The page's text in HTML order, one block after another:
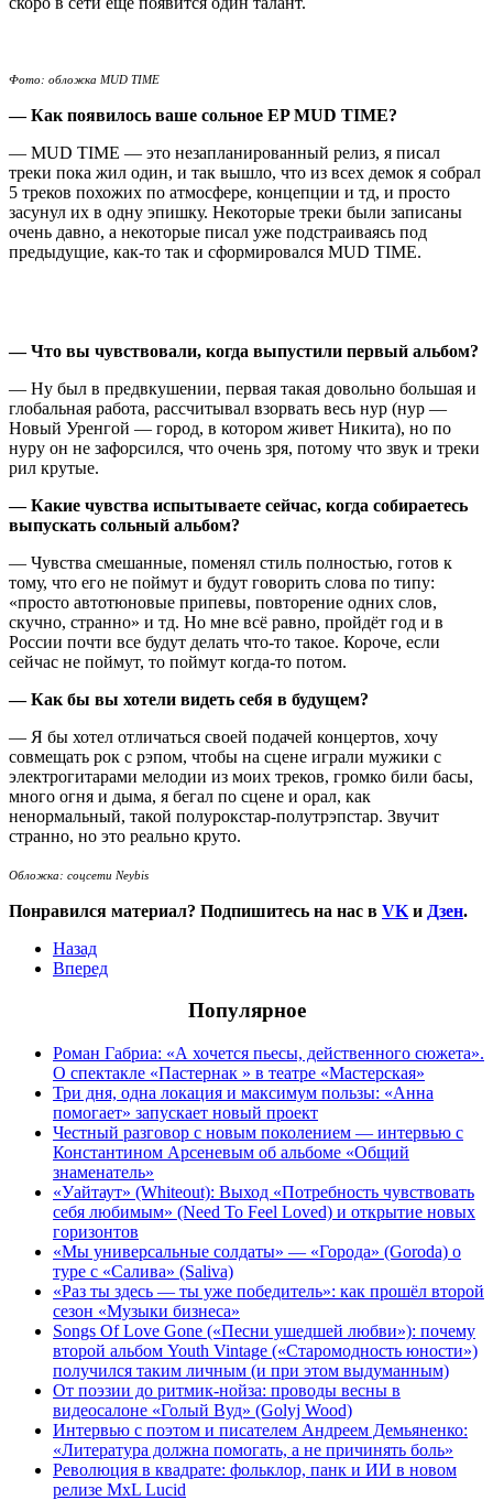
Фото: обложка MUD TIME
— Как появилось ваше сольное EP MUD TIME?
— MUD TIME — это незапланированный релиз, я писал
треки пока жил один, и так вышло, что из всех демок я собрал
5 треков похожих по атмосфере, концепции и тд, и просто
засунул их в одну эпишку. Некоторые треки были записаны
очень давно, а некоторые писал уже подстраиваясь под
предыдущие, как-то так и сформировался MUD TIME.
— Что вы чувствовали, когда выпустили первый альбом?
— Ну был в предвкушении, первая такая довольно большая и
глобальная работа, рассчитывал взорвать весь нур (нур —
Новый Уренгой — город, в котором живет Никита), но по
нуру он не зафорсился, что очень зря, потому что звук и треки
рил крутые.
— Какие чувства испытываете сейчас, когда собираетесь
выпускать сольный альбом?
— Чувства смешанные, поменял стиль полностью, готов к
тому, что его не поймут и будут говорить слова по типу:
«просто автотюновые припевы, повторение одних слов,
скучно, странно» и тд. Но мне всё равно, пройдёт год и в
России почти все будут делать что-то такое. Короче, если
сейчас не поймут, то поймут когда-то потом.
— Как бы вы хотели видеть себя в будущем?
— Я бы хотел отличаться своей подачей концертов, хочу
совмещать рок с рэпом, чтобы на сцене играли мужики с
электрогитарами мелодии из моих треков, громко били басы,
много огня и дыма, я бегал по сцене и орал, как
ненормальный, такой полурокстар-полутрэпстар. Звучит
странно, но это реально круто.
Обложка: соцсети Neybis
Понравился материал? Подпишитесь на нас в VK и Дзен.
Назад
Вперед
Популярное
Роман Габриа: «А хочется пьесы, действенного сюжета».
О спектакле «Пастернак » в театре «Мастерская»
Три дня, одна локация и максимум пользы: «Анна
помогает» запускает новый проект
Честный разговор с новым поколением — интервью с
Константином Арсеневым об альбоме «Общий
знаменатель»
«Уайтаут» (Whiteout): Выход «Потребность чувствовать
себя любимым» (Need To Feel Loved) и открытие новых
горизонтов
«Мы универсальные солдаты» — «Города» (Goroda) о
туре с «Салива» (Saliva)
«Раз ты здесь — ты уже победитель»: как прошёл второй
сезон «Музыки бизнеса»
Songs Of Love Gone («Песни ушедшей любви»): почему
второй альбом Youth Vintage («Старомодность юности»)
получился таким личным (и при этом выдуманным)
От поэзии до ритмик-нойза: проводы весны в
видеосалоне «Голый Вуд» (Golyj Wood)
Интервью с поэтом и писателем Андреем Демьяненко:
«Литература должна помогать, а не причинять боль»
Революция в квадрате: фольклор, панк и ИИ в новом
релизе MxL Lucid